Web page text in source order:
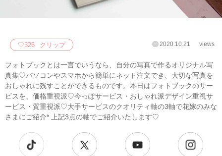
♡326 クリップ 2020.10.21 views
フォトブックとは一言でいうなら、自分の写真で作るオリジナル写
真集♡パソコンやスマホから簡単にネット注文でき、大切な写真を
おしゃれに残すことができるものです。本日はフォトブックのサー
ビスを、価格重視派♡今っぽサービス・おしゃれ派デザイン重視サ
ービス・質重視派♡大手サービスのクオリティ軸の3軸で花嫁のみな
さまにご紹介* 上記3点の軸でご紹介いたします♡